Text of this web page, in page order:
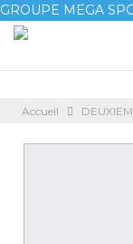
GROUPE MEGA
2023/pl/P
Accueil